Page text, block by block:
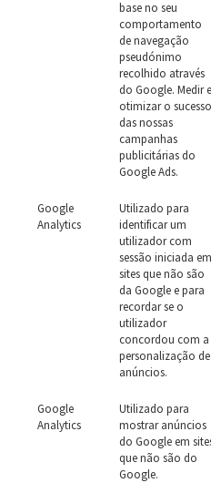
base no seu
comportamento
de navegação
pseudónimo
recolhido através
do Google. Medir
otimizar o
das nossas
campanhas
publicitárias do
Google Ads.
Google
Analytics
Utilizado para
identificar um
utilizador com
sessão iniciada
sites que não são
da Google e para
recordar se o
utilizador
concordou com a
personalização de
anúncios.
Google
Analytics
Utilizado para
mostrar anúncios
do Google em
que não são do
Google.